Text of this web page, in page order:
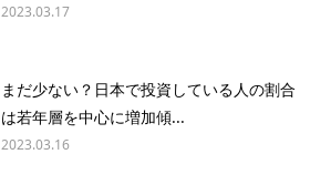
2023.03.17
まだ少ない？日本で投資している人の割合
は若年層を中心に増加傾...
2023.03.16